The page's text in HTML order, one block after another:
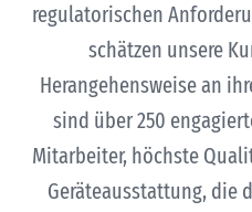
regulatorischen
schätzen unsere
Herangehensweise an
sind über 250
Mitarbeiter, höchste
Geräteausstattung, die